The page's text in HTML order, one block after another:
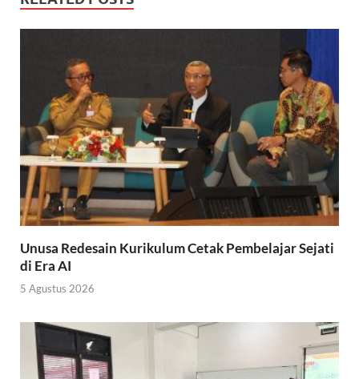
Unusa Redesain Kurikulum Cetak Pembelajar Sejati
di Era AI
5 Agustus 2026